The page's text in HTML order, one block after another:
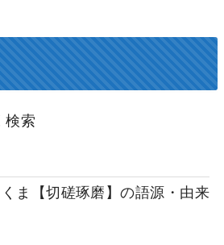
検索
ま【切磋琢磨】の語源・由来